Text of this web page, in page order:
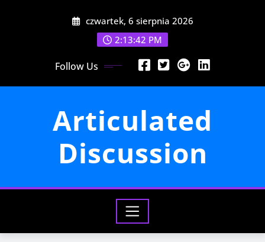
czwartek, 6 sierpnia 2026
2:13:44 PM
Follow Us
Articulated
Discussion